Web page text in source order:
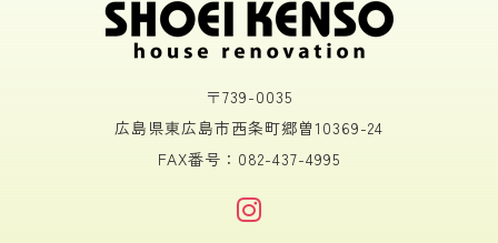
〒739-0035
広島県東広島市西条町郷曽10369-24
FAX番号：082-437-4995